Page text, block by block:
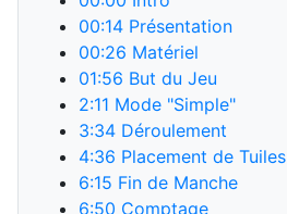
00:14 Présentation
00:26 Matériel
01:56 But du Jeu
2:11 Mode "Simple"
3:34 Déroulement
4:36 Placement de Tuiles
6:15 Fin de Manche
6:50 Comptage